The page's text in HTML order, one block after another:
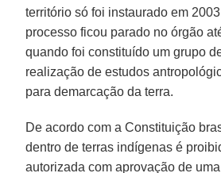
território só foi instaurado em
processo ficou parado no órgão
quando foi constituído um grupo
realização de estudos
para demarcação da terra.
De acordo com a Constituição
dentro de terras indígenas é
autorizada com aprovação de